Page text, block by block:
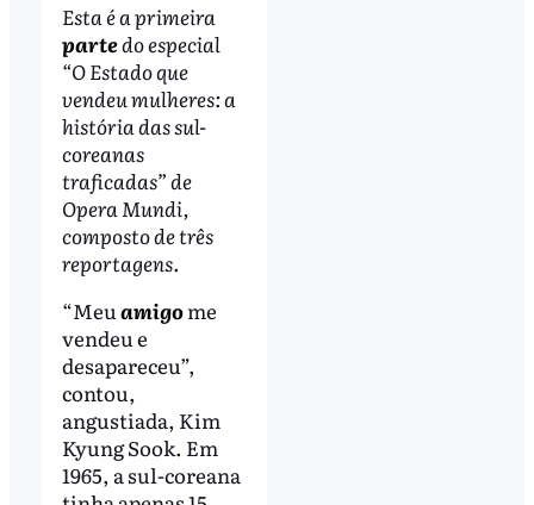
Esta é a primeira
partedo especial
“O Estado que
vendeu mulheres: a
história das sul-
coreanas
traficadas” de
Opera Mundi,
composto de três
reportagens.
“Meuamigome
vendeu e
desapareceu”,
contou,
angustiada, Kim
Kyung Sook. Em
1965, a sul-coreana